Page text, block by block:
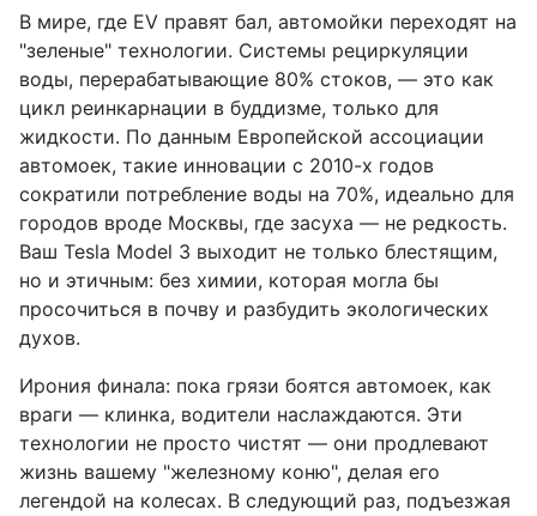
В мире, где EV правят бал, автомойки переходят на
"зеленые" технологии. Системы рециркуляции
воды, перерабатывающие 80% стоков, — это как
цикл реинкарнации в буддизме, только для
жидкости. По данным Европейской ассоциации
автомоек, такие инновации с 2010-х годов
сократили потребление воды на 70%, идеально для
городов вроде Москвы, где засуха — не редкость.
Ваш Tesla Model 3 выходит не только блестящим,
но и этичным: без химии, которая могла бы
просочиться в почву и разбудить экологических
духов.
Ирония финала: пока грязи боятся автомоек, как
враги — клинка, водители наслаждаются. Эти
технологии не просто чистят — они продлевают
жизнь вашему "железному коню", делая его
легендой на колесах. В следующий раз, подъезжая